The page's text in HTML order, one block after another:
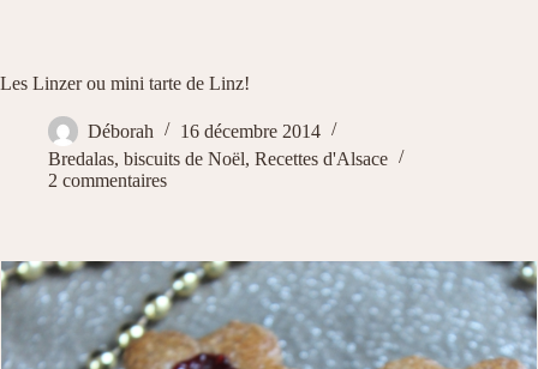
Les Linzer ou mini tarte de Linz!
Déborah
16 décembre 2014
Bredalas, biscuits de Noël, Recettes d'Alsace
2 commentaires